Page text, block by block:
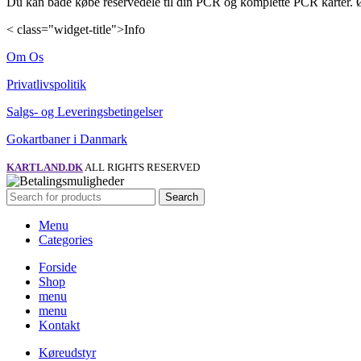
< class="widget-title">Info
Om Os
Privatlivspolitik
Salgs- og Leveringsbetingelser
Gokartbaner i Danmark
KARTLAND.DK ALL RIGHTS RESERVED
Search
Menu
Categories
Forside
Shop
menu
menu
Kontakt
Køreudstyr